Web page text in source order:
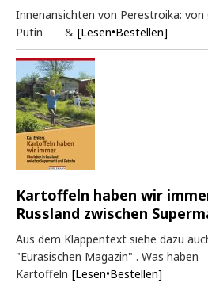
Innenansichten von Perestroika:
Putin & [Lesen•Bestellen]
Kartoffeln haben wir
Russland zwischen
Aus dem Klappentext siehe dazu
"Eurasischen Magazin" . Was haben
Kartoffeln [Lesen•Bestellen]